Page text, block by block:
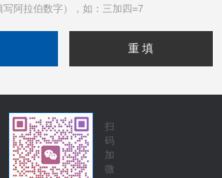
阿拉伯数字），如：三加四=7
扫
码
加
微